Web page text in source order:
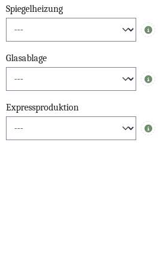
Spiegelheizung
Info
Glasablage
Info
Expressproduktion
Info